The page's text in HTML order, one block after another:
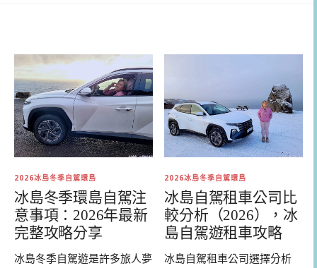
2026冰島冬季自駕環島
冰島冬季環島自駕注
意事項：2026年最新
完整攻略分享
冰島冬季自駕遊是許多旅人夢
2026冰島冬季自駕環島
冰島自駕租車公司比
較分析（2026），冰
島自駕遊租車攻略
冰島自駕租車公司選擇分析